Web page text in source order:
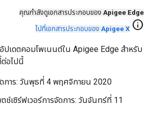
คุณกําลังดูเอกสารประกอบของ Apigee Edge
ไปที่เอกสารประกอบของ Apigee X info
อัปเดตคอมโพเนนต์ใน Apigee Edge สำหรับ
อไปนี้
ดการ: วันพุธที่ 4 พฤศจิกายน 2020
ช์เซิร์ฟเวอร์การจัดการ: วันจันทร์ที่ 11